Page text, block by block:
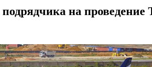
на проведение